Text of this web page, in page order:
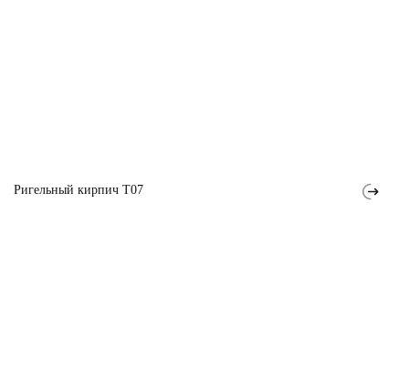
Ригельный кирпич T07